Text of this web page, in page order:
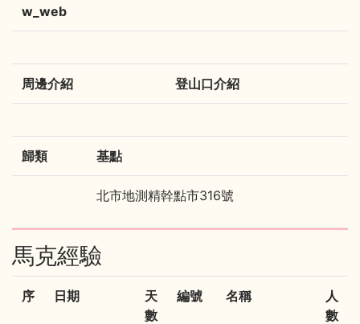
w_web
周邊介紹 登山口介紹
歸類 基點
北市地測精幹點市316號
馬克經驗
序 日期
天
數
編號 名稱
人
數